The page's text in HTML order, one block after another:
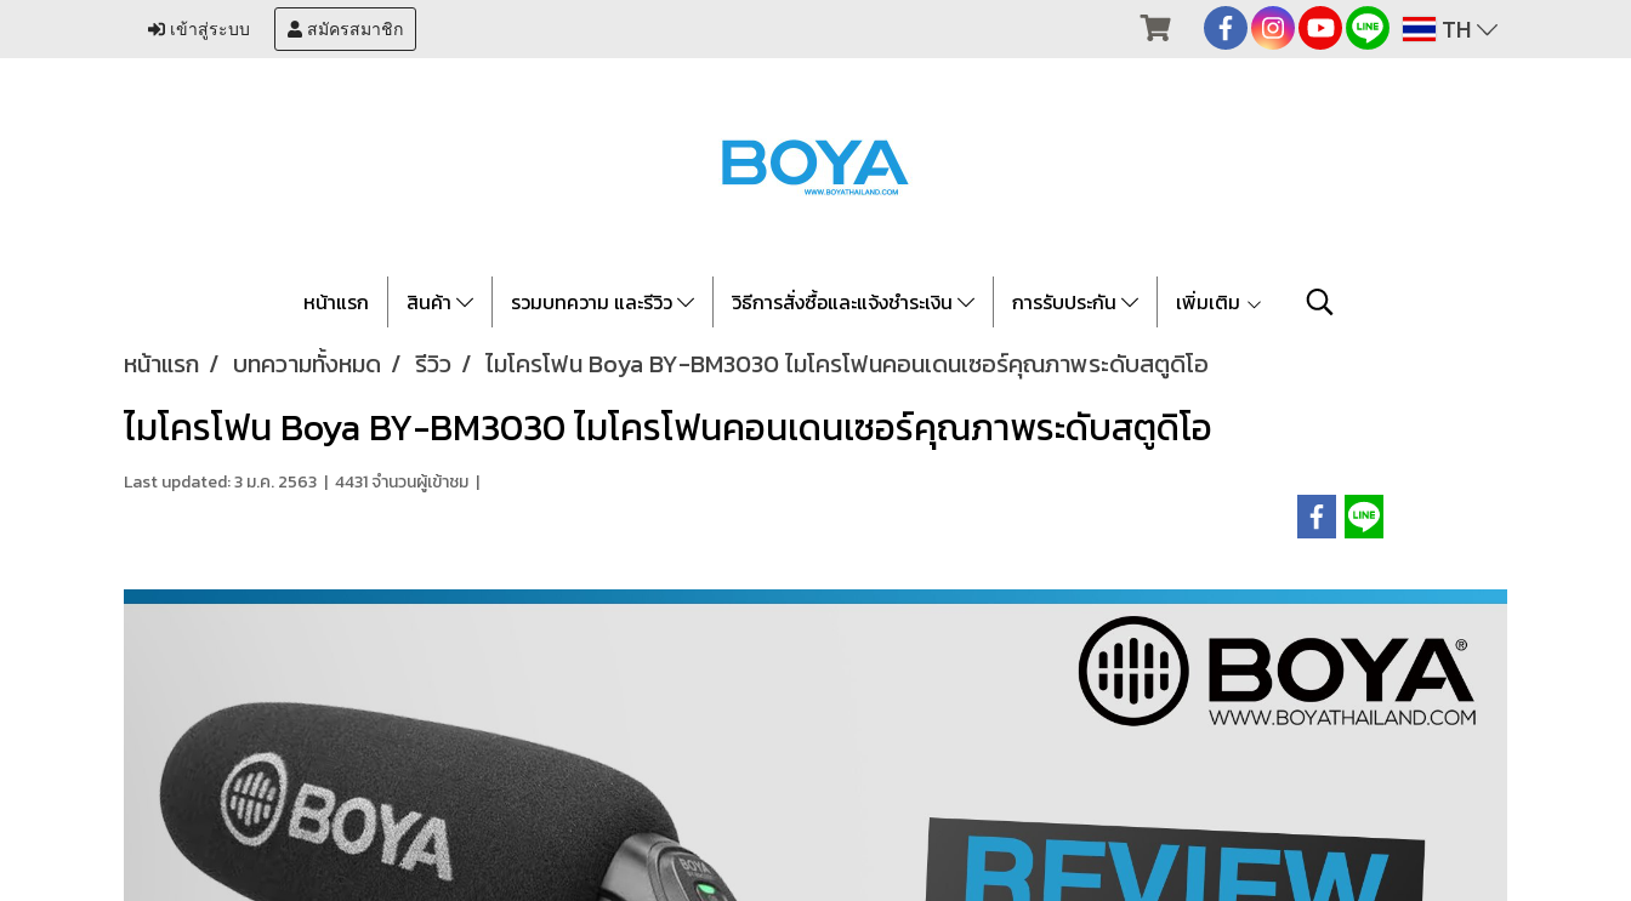
เข้าสู่ระบบ สมัครสมาชิก TH
หน้าแรก สินค้า รวมบทความ และรีวิว วิธีการสั่งซื้อและแจ้งชำระเงิน การรับประกัน เพิ่มเติม
หน้าแรก บทความทั้งหมด รีวิว ไมโครโฟน Boya BY-BM3030 ไมโครโฟนคอนเดนเซอร์คุณภาพระดับสตูดิโอ
ไมโครโฟน Boya BY-BM3030 ไมโครโฟนคอนเดนเซอร์คุณภาพระดับสตูดิโอ
Last updated: 3 ม.ค. 2563 | 4431 จำนวนผู้เข้าชม |